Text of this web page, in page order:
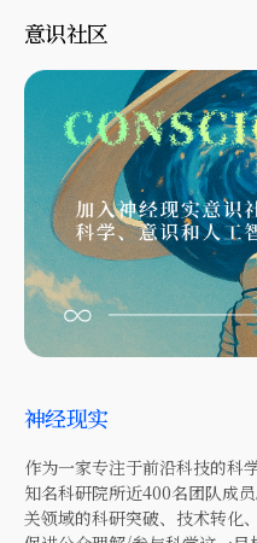
意识社区
神经现实
作为一家专注于前沿科技的科
知名科研院所近400名团队成
关领域的科研突破、技术转化